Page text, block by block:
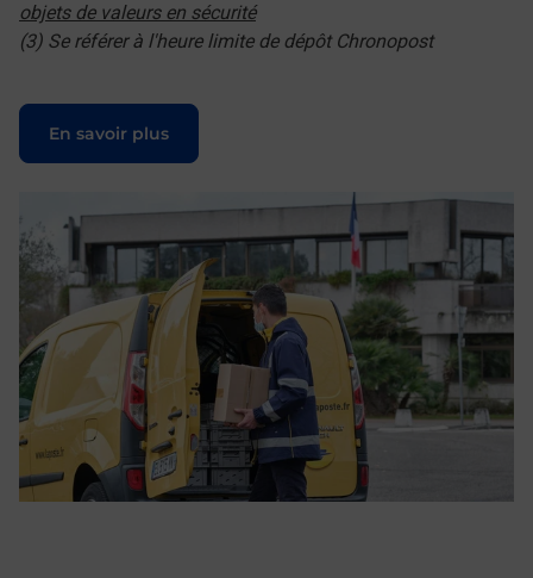
objets de valeurs en sécurité
(3) Se référer à l'heure limite de dépôt Chronopost
En savoir plus
Le lien s'ouvre dans un nouvel onglet